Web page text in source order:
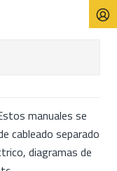
manuales se
cableado separado
diagramas de